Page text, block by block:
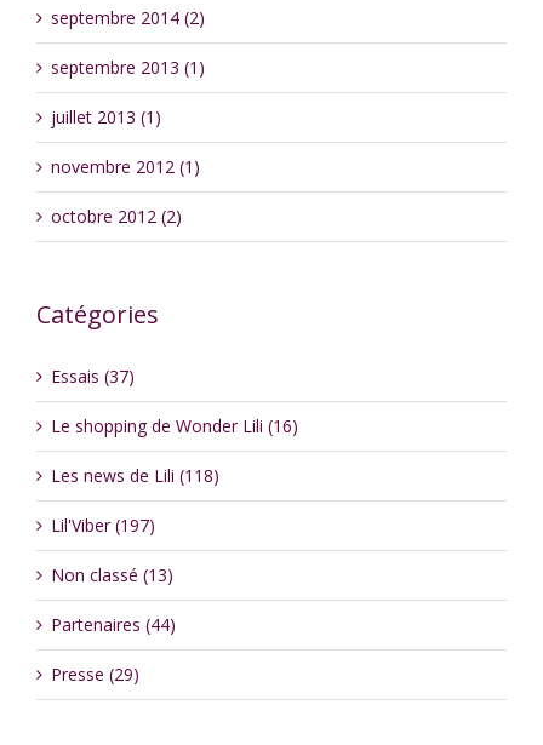
septembre 2014 (2)
septembre 2013 (1)
juillet 2013 (1)
novembre 2012 (1)
octobre 2012 (2)
Catégories
Essais (37)
Le shopping de Wonder Lili (16)
Les news de Lili (118)
Lil'Viber (197)
Non classé (13)
Partenaires (44)
Presse (29)